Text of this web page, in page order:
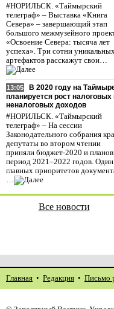
#НОРИЛЬСК. «Таймырский
телеграф» – Выставка «Книга
Севера» – завершающий этап
большого межмузейного
«Освоение Севера: тысяча лет
успеха». Три сотни
артефактов расскажут свои…
13:05
В 2020 году на
планируется рост налоговых
неналоговых доходов
#НОРИЛЬСК. «Таймырский
телеграф» – На сессии
Законодательного собрания
депутаты во втором чтении
приняли бюджет-2020 и
период 2021–2022 годов. Один
главных приоритетов
…
Все новости
Главная • Редакция • Письмо